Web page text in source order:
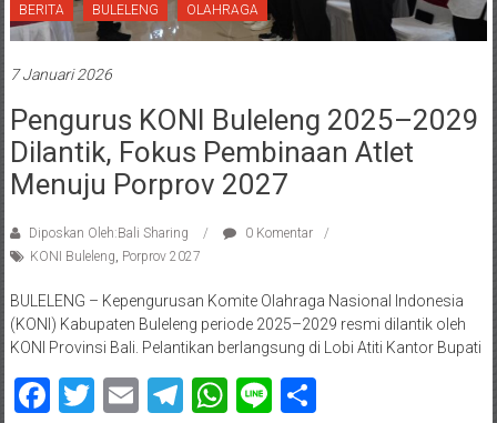
BERITA BULELENG OLAHRAGA
7 Januari 2026
Pengurus KONI Buleleng 2025–2029
Dilantik, Fokus Pembinaan Atlet
Menuju Porprov 2027
Diposkan Oleh:Bali Sharing
0 Komentar
KONI Buleleng Porprov 2027
BULELENG – Kepengurusan Komite Olahraga Nasional Indonesia
(KONI) Kabupaten Buleleng periode 2025–2029 resmi dilantik oleh
KONI Provinsi Bali. Pelantikan berlangsung di Lobi Atiti Kantor Bupati
Facebook
Twitter
EmailTelegram
WhatsApp
LineShare